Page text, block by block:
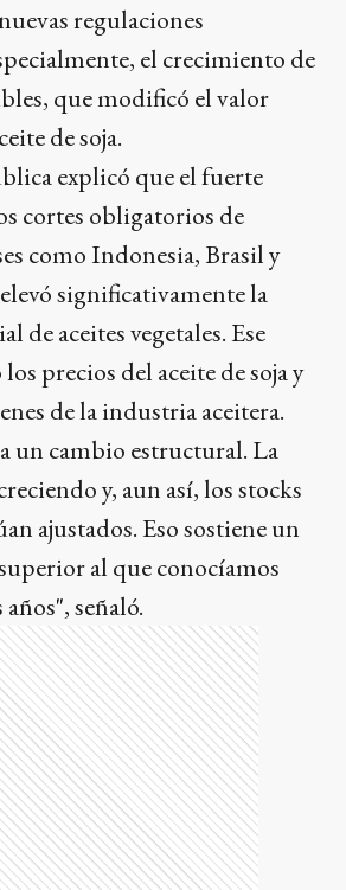
regulaciones
el crecimiento de
que modificó el valor
de soja.
explicó que el fuerte
cortes obligatorios de
como Indonesia, Brasil y
significativamente la
de aceites vegetales. Ese
precios del aceite de soja y
de la industria aceitera.
un cambio estructural. La
y, aun así, los stocks
ajustados. Eso sostiene un
al que conocíamos
señaló.